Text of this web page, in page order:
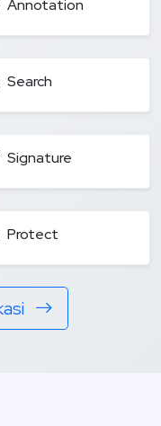
Annotation
Search
Signature
Protect